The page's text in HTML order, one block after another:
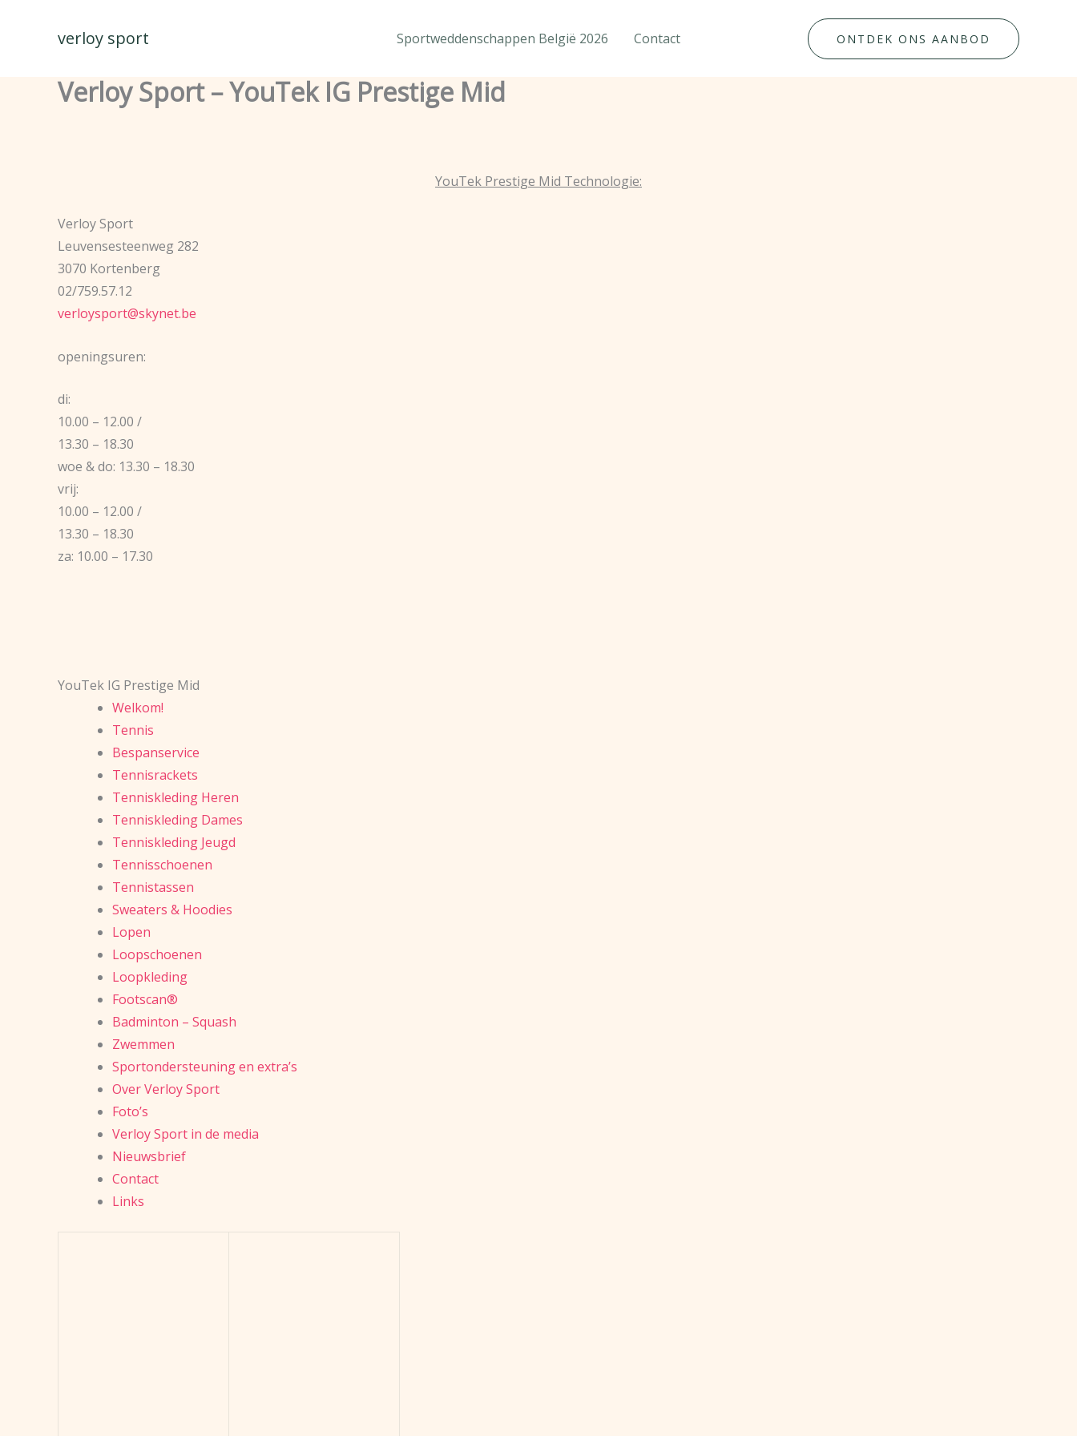
verloy sport Sportweddenschappen België 2026 Contact ONTDEK ONS AANBOD
Verloy Sport – YouTek IG Prestige Mid
YouTek Prestige Mid Technologie:
Verloy Sport
Leuvensesteenweg 282
3070 Kortenberg
02/759.57.12
verloysport@skynet.be
openingsuren:
di:
10.00 – 12.00 /
13.30 – 18.30
woe & do: 13.30 – 18.30
vrij:
10.00 – 12.00 /
13.30 – 18.30
za: 10.00 – 17.30
YouTek IG Prestige Mid
Welkom!
Tennis
Bespanservice
Tennisrackets
Tenniskleding Heren
Tenniskleding Dames
Tenniskleding Jeugd
Tennisschoenen
Tennistassen
Sweaters & Hoodies
Lopen
Loopschoenen
Loopkleding
Footscan®
Badminton – Squash
Zwemmen
Sportondersteuning en extra’s
Over Verloy Sport
Foto’s
Verloy Sport in de media
Nieuwsbrief
Contact
Links